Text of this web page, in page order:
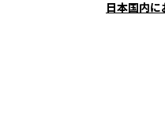
日本国内に